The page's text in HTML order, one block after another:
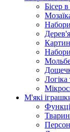
Бісер
Набори
М'які